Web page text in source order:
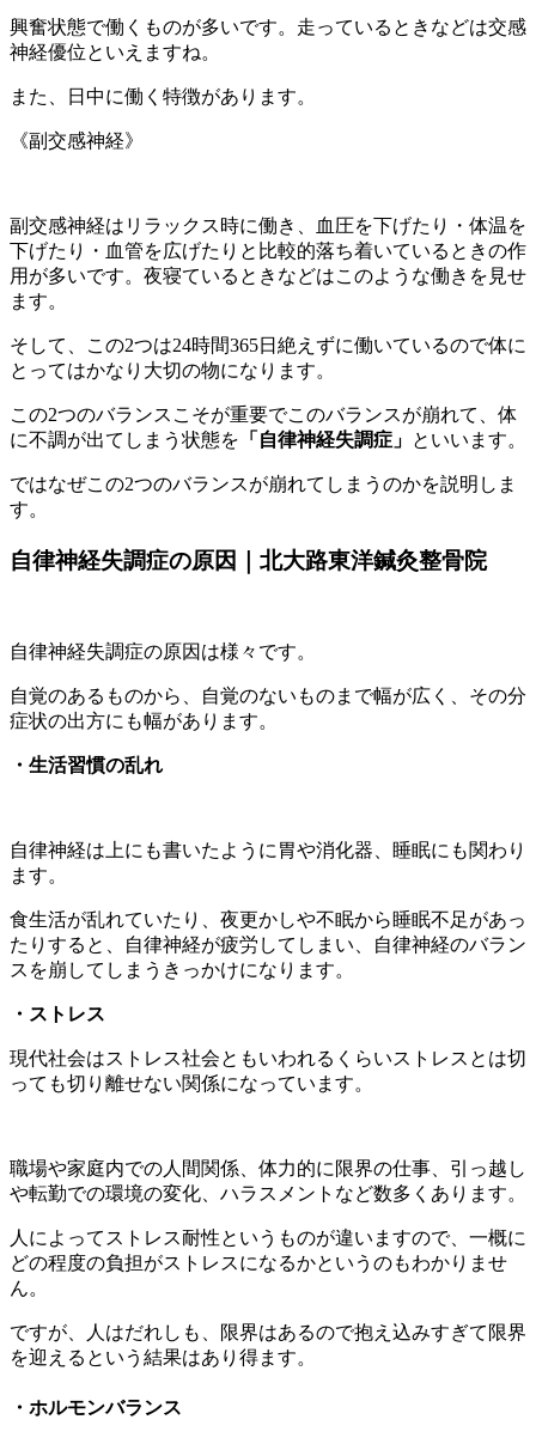
興奮状態で働くものが多いです。走っているときなどは交感
神経優位といえますね。
また、日中に働く特徴があります。
《副交感神経》
副交感神経はリラックス時に働き、血圧を下げたり・体温を
下げたり・血管を広げたりと比較的落ち着いているときの作
用が多いです。夜寝ているときなどはこのような働きを見せ
ます。
そして、この2つは24時間365日絶えずに働いているので体に
とってはかなり大切の物になります。
この2つのバランスこそが重要でこのバランスが崩れて、体
に不調が出てしまう状態を 「自律神経失調症」 といいます。
ではなぜこの2つのバランスが崩れてしまうのかを説明しま
す。
自律神経失調症の原因｜北大路東洋鍼灸整骨院
自律神経失調症の原因は様々です。
自覚のあるものから、自覚のないものまで幅が広く、その分
症状の出方にも幅があります。
・生活習慣の乱れ
自律神経は上にも書いたように胃や消化器、睡眠にも関わり
ます。
食生活が乱れていたり、夜更かしや不眠から睡眠不足があっ
たりすると、自律神経が疲労してしまい、自律神経のバラン
スを崩してしまうきっかけになります。
・ストレス
現代社会はストレス社会ともいわれるくらいストレスとは切
っても切り離せない関係になっています。
職場や家庭内での人間関係、体力的に限界の仕事、引っ越し
や転勤での環境の変化、ハラスメントなど数多くあります。
人によってストレス耐性というものが違いますので、一概に
どの程度の負担がストレスになるかというのもわかりませ
ん。
ですが、人はだれしも、限界はあるので抱え込みすぎて限界
を迎えるという結果はあり得ます。
・ホルモンバランス